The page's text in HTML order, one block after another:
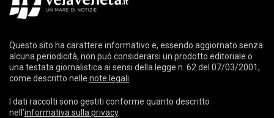
Questo sito ha carattere informativo e, essendo aggiornato senza
alcuna periodicità, non può considerarsi un prodotto editoriale o
una testata giornalistica ai sensi della legge n. 62 del 07/03/2001,
come descritto nelle note legali
I dati raccolti sono gestiti conforme quanto descritto
nell’informativa sulla privacy.